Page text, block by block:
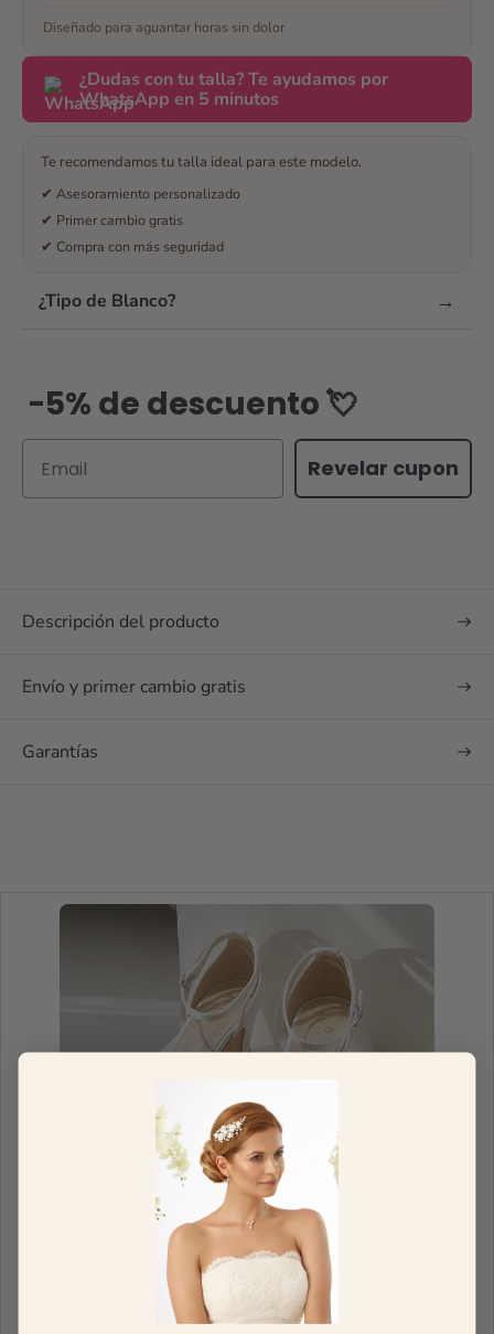
mejores zapatos que
podía tener para mi
boda 🥰 maravillosos
¿Te han convencido
un mensaje
Diseñado para aguantar horas sin dolor
¿Dudas con tu talla? Te ayudamos por
WhatsApp en 5 minutos
Te recomendamos tu talla ideal para este modelo.
✔ Asesoramiento personalizado
✔ Primer cambio gratis
✔ Compra con más seguridad
¿Tipo de Blanco? →
-5% de descuento 💘
Revelar cupon
Descripción del producto
Envío y primer cambio gratis
Garantías
Zapatos de Novia con Plantilla
Acolchada y Suela